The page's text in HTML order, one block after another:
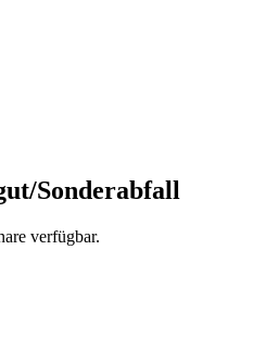
Sonderabfall
verfügbar.